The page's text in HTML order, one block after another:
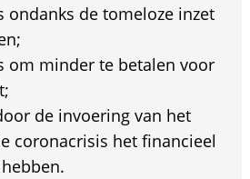
ondanks de tomeloze inzet
om minder te betalen voor
de invoering van het
coronacrisis het financieel